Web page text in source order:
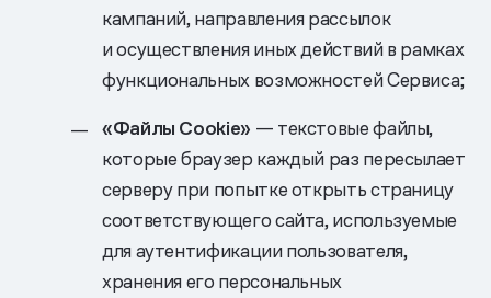
кампаний, направления рассылок
и осуществления иных действий в рамках
функциональных возможностей Сервиса;
«Файлы Cookie» — текстовые файлы,
которые браузер каждый раз пересылает
серверу при попытке открыть страницу
соответствующего сайта, используемые
для аутентификации пользователя,
хранения его персональных